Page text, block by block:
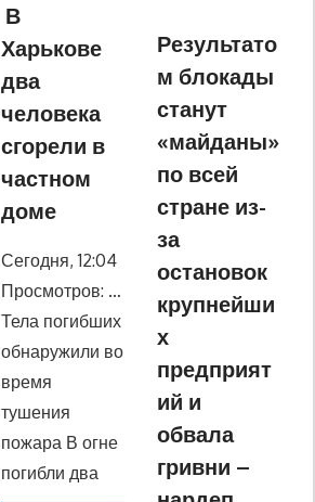
В
Харькове
два
человека
сгорели в
частном
доме
Сегодня, 12:04
Просмотров: …
Тела погибших
обнаружили во
время
тушения
пожара В огне
погибли два
Результато
м блокады
станут
«майданы»
по всей
стране из-
за
остановок
крупнейши
х
предприят
ий и
обвала
гривни –